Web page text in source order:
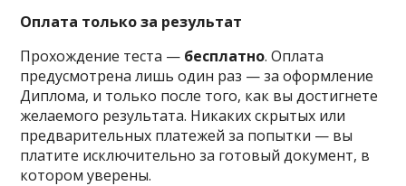
Оплата только за результат
Прохождение теста — бесплатно. Оплата
предусмотрена лишь один раз — за оформление
Диплома, и только после того, как вы достигнете
желаемого результата. Никаких скрытых или
предварительных платежей за попытки — вы
платите исключительно за готовый документ, в
котором уверены.